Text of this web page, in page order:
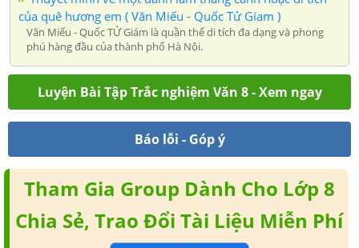
của quê hương em ( Văn Miếu - Quốc Tử Gíam )
Văn Miếu - Quốc TỬ Giám là quần thể di tích đa dạng và phong
phú hàng đầu của thành phố Hà Nội.
Luyện Bài Tập Trắc nghiệm Văn 8 - Xem ngay
Báo lỗi - Góp ý
Tham Gia Group Dành Cho Lớp 8
Chia Sẻ, Trao Đổi Tài Liệu Miễn Phí